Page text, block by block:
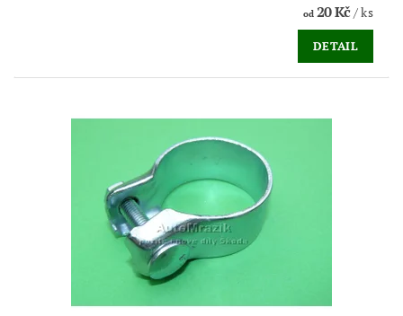
od20 Kč/ ks
DETAIL